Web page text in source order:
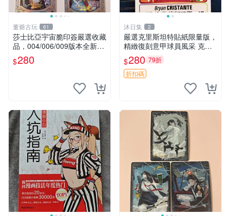
董爺古玩 61
莎士比亞宇宙脆印簽嚴選收藏
品，004/006/009版本全新上
架 宇宙脆印簽 004 版 楊樹紙
質 薩士比亞特藏 莎士比亞宇
$280
沐日集 2
嚴選克里斯坦特貼紙限量版，
精緻復刻意甲球員風采 克里
斯坦特 粘土貼紙 冊裝 2023
意大利足球明星
$280 79折
折扣碼